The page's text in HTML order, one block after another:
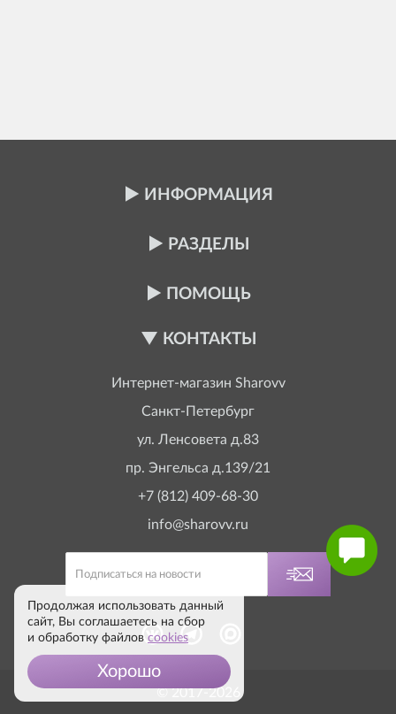
ИНФОРМАЦИЯ
РАЗДЕЛЫ
ПОМОЩЬ
КОНТАКТЫ
Интернет-магазин Sharovv
Санкт-Петербург
ул. Ленсовета д.83
пр. Энгельса д.139/21
+7 (812) 409-68-30
info@sharovv.ru
© 2017-2026
Продолжая использовать данный
сайт, Вы соглашаетесь на сбор
и обработку файлов cookies
Хорошо